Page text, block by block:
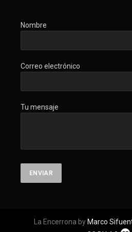
Nombre
Correo electrónico
Tu mensaje
La Encerrona by Marco